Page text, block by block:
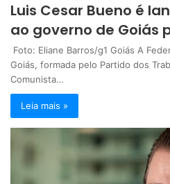
Luis Cesar Bueno é
ao governo de Goiás
Foto: Eliane Barros/g1 Goiás A
Goiás, formada pelo Partido dos
Comunista…
Leia mais »